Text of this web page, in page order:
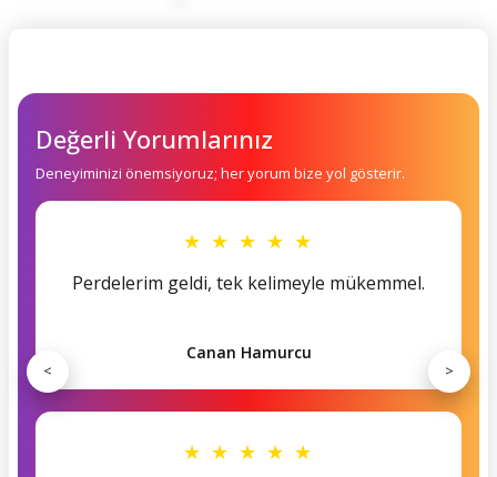
Değerli Yorumlarınız
Deneyiminizi önemsiyoruz; her yorum bize yol gösterir.
★ ★ ★ ★ ★
Perdelerim geldi, tek kelimeyle mükemmel.
Canan Hamurcu
★ ★ ★ ★ ★
< >